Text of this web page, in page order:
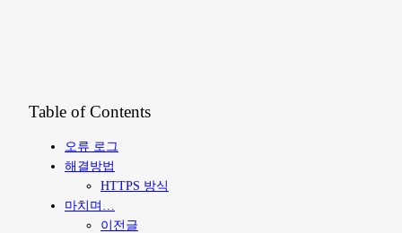
Table of Contents
오류 로그
해결방법
HTTPS 방식
마치며…
이전글